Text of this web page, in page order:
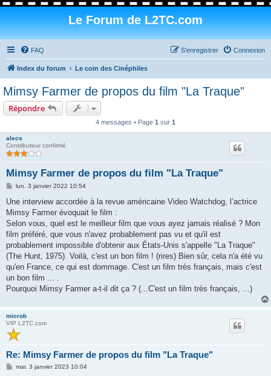
Le Forum de L2TC.com
FAQ Connexion
S’enregistrer
Index du forum Le coin des Cinéphiles
Mimsy Farmer de propos du film "La Traque"
Répondre
4 messages • Page 1 sur 1
alecs
Contributeur confirmé
Mimsy Farmer de propos du film "La Traque"
M
s
a
g
lun. 3 janvier 2022 10:54
Une interview accordée à la revue américaine Video Watchdog, l’actrice
Mimsy Farmer évoquait le film :
Selon vous, quel est le meilleur film que vous ayez jamais réalisé ? Mon
film préféré, que vous n'avez probablement pas vu et qu'il est
probablement impossible d'obtenir aux États-Unis s'appelle "La Traque"
(The Hunt, 1975). Voilà, c'est un bon film ! (rires) Bien sûr, cela n'a été vu
qu'en France, ce qui est dommage. C'est un film très français, mais c'est
un bon film ... .
Pourquoi Mimsy Farmer a-t-il dit ça ? (...C'est un film très français, ...)
microb
VIP L2TC.com
Re: Mimsy Farmer de propos du film "La Traque"
Mmar. 3 janvier 2023 10:04